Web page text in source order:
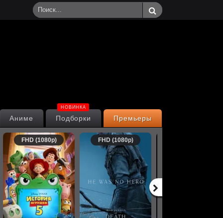
Премьеры
Подборки
НОВИНКА
Аниме
FHD (1080p) FHD (1080p)